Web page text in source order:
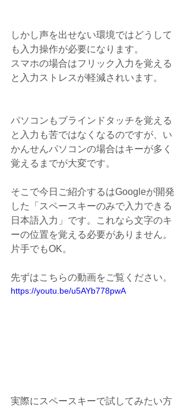
しかし声を出せない環境ではどうして
も入力操作が必要になります。
スマホの場合はフリック入力を覚える
と入力ストレスが軽減されいます。
パソコンもブラインドタッチを覚える
と入力も苦ではなくなるのですが、い
かんせんパソコンの場合はキーが多く
覚えるまでが大変です。
そこで今日ご紹介するはGoogleが開発
した「スペースキーのみで入力できる
日本語入力」です。これなら文字のキ
ーの位置を覚える必要がありません。
片手でもOK。
先ずはこちらの動画をご覧ください。
https://youtu.be/u5AYb778pwA
実際にスペースキーで試してみたい方